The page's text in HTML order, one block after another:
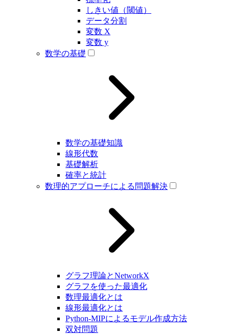
しきい値（閾値）
データ分割
変数 X
変数 y
数学の基礎
数学の基礎知識
線形代数
基礎解析
確率と統計
数理的アプローチによる問題解決
グラフ理論とNetworkX
グラフを使った最適化
数理最適化とは
線形最適化とは
Python-MIPによるモデル作成方法
双対問題